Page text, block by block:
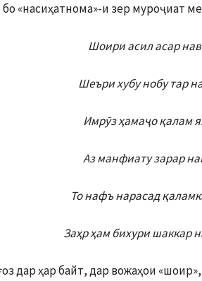
«насиҳатнома»-и зер муроҷиат
Шоири асил асар
Шеъри хубу нобу тар
Имрӯз ҳамаҷо қалам
Аз манфиату зарар
То нафъ нарасад
Заҳр ҳам бихури шаккар
дар ҳар байт, дар вожаҳои